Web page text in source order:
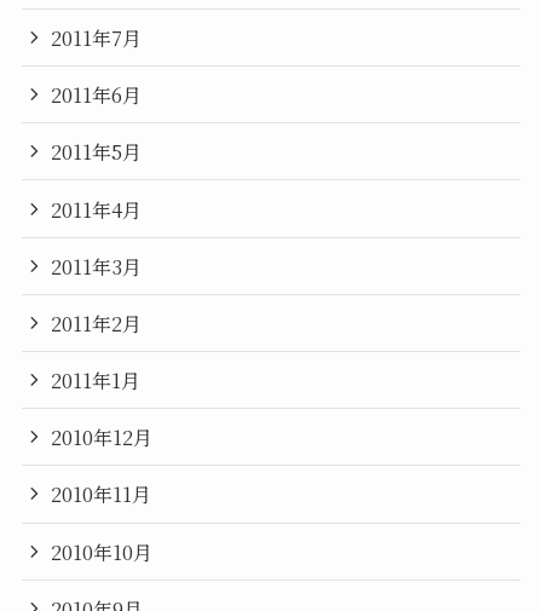
2011年7月
2011年6月
2011年5月
2011年4月
2011年3月
2011年2月
2011年1月
2010年12月
2010年11月
2010年10月